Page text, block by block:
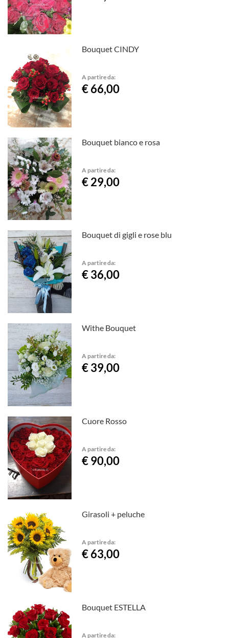
Bouquet CINDY
A partire da:
€ 66,00
Bouquet bianco e rosa
A partire da:
€ 29,00
Bouquet di gigli e rose blu
A partire da:
€ 36,00
Withe Bouquet
A partire da:
€ 39,00
Cuore Rosso
A partire da:
€ 90,00
Girasoli + peluche
A partire da:
€ 63,00
Bouquet ESTELLA
A partire da: